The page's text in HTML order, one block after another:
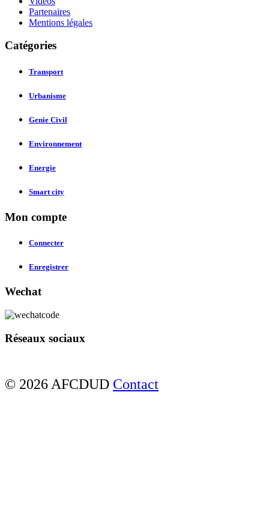
Partenaires
Mentions légales
Catégories
Transport
Urbanisme
Genie Civil
Environnement
Energie
Smart city
Mon compte
Connecter
Enregistrer
Wechat
Réseaux sociaux
© 2026 AFCDUD Contact